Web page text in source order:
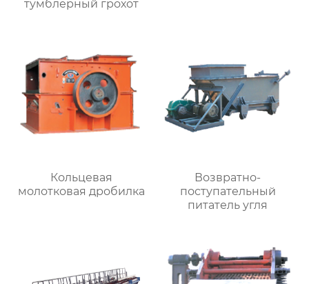
тумблерный грохот
Кольцевая
молотковая дробилка
Возвратно-
поступательный
питатель угля